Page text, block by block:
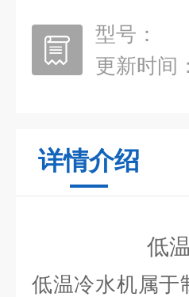
型号：
更新时间：
详情介绍
低
低温冷水机属于